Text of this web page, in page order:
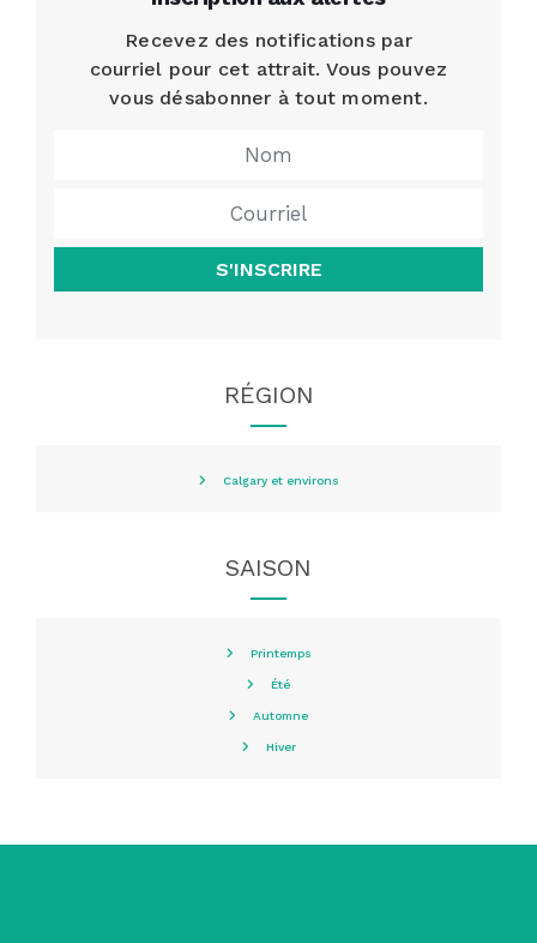
Recevez des notifications par
courriel pour cet attrait. Vous pouvez
vous désabonner à tout moment.
S'INSCRIRE
RÉGION
Calgary et environs
SAISON
Printemps
Été
Automne
Hiver